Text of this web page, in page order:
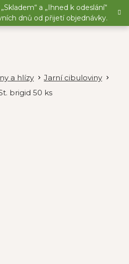
a „Ihned k odeslání“
dnů od přijetí objednávky.
a hlízy
Jarní cibuloviny
brigid 50 ks